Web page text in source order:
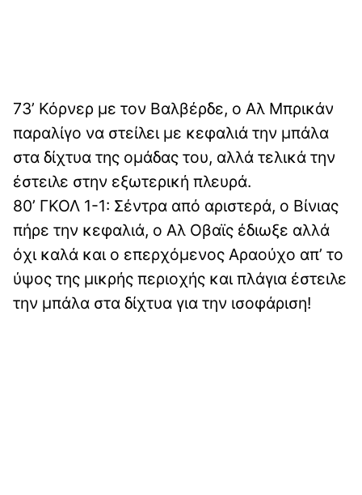
73’ Κόρνερ με τον Βαλβέρδε, ο Αλ Μπρικάν
παραλίγο να στείλει με κεφαλιά την μπάλα
στα δίχτυα της ομάδας του, αλλά τελικά την
έστειλε στην εξωτερική πλευρά.
80’ ΓΚΟΛ 1-1: Σέντρα από αριστερά, ο Βίνιας
πήρε την κεφαλιά, ο Αλ Οβαϊς έδιωξε αλλά
όχι καλά και ο επερχόμενος Αραούχο απ’ το
ύψος της μικρής περιοχής και πλάγια έστειλε
την μπάλα στα δίχτυα για την ισοφάριση!